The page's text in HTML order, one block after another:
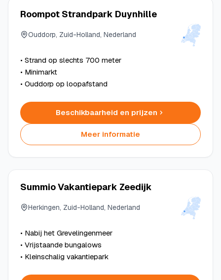
Roompot Strandpark Duynhille
Ouddorp, Zuid-Holland, Nederland
• Strand op slechts 700 meter
• Minimarkt
• Ouddorp op loopafstand
Beschikbaarheid en prijzen
Meer informatie
Summio Vakantiepark Zeedijk
Herkingen, Zuid-Holland, Nederland
• Nabij het Grevelingenmeer
• Vrijstaande bungalows
• Kleinschalig vakantiepark